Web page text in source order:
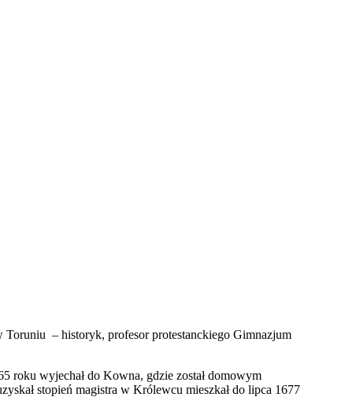
Toruniu – historyk, profesor protestanckiego Gimnazjum
roku wyjechał do Kowna, gdzie został domowym
stopień magistra w Królewcu mieszkał do lipca 1677